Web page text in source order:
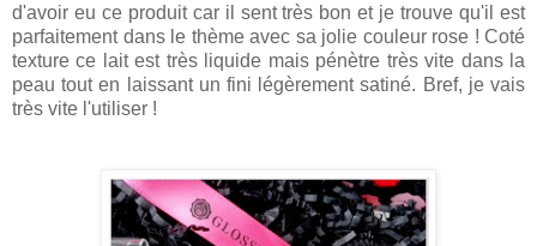
d'avoir eu ce produit car il sent très bon et je trouve qu'il est
parfaitement dans le thème avec sa jolie couleur rose ! Coté
texture ce lait est très liquide mais pénètre très vite dans la
peau tout en laissant un fini légèrement satiné. Bref, je vais
très vite l'utiliser !